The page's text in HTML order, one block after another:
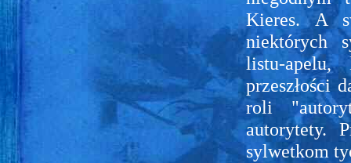
Kieres. A
niektórych
listu-
przeszłości
roli
autorytety.
sylwetkom